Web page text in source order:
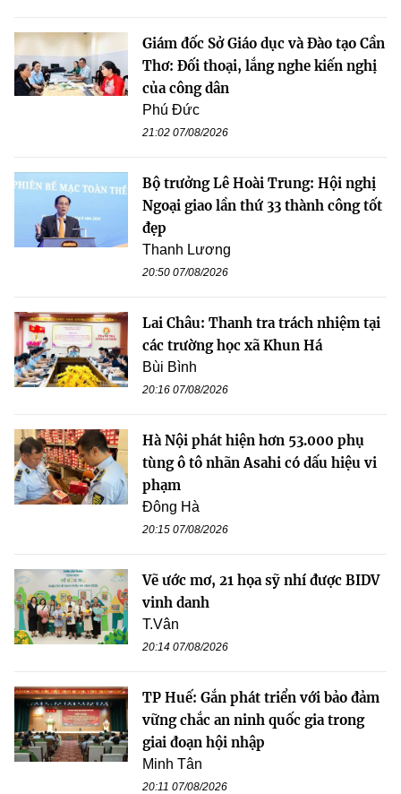
Giám đốc Sở Giáo dục và Đào tạo Cần
Thơ: Đối thoại, lắng nghe kiến nghị
của công dân
Phú Đức
21:02 07/08/2026
Bộ trưởng Lê Hoài Trung: Hội nghị
Ngoại giao lần thứ 33 thành công tốt
đẹp
Thanh Lương
20:50 07/08/2026
Lai Châu: Thanh tra trách nhiệm tại
các trường học xã Khun Há
Bùi Bình
20:16 07/08/2026
Hà Nội phát hiện hơn 53.000 phụ
tùng ô tô nhãn Asahi có dấu hiệu vi
phạm
Đông Hà
20:15 07/08/2026
Vẽ ước mơ, 21 họa sỹ nhí được BIDV
vinh danh
T.Vân
20:14 07/08/2026
TP Huế: Gắn phát triển với bảo đảm
vững chắc an ninh quốc gia trong
giai đoạn hội nhập
Minh Tân
20:11 07/08/2026